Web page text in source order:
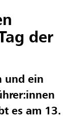
der
und ein
es am 13.